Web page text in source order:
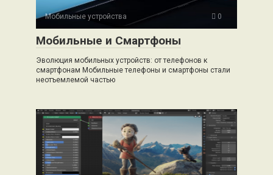
Мобильные устройства 0
Мобильные и Смартфоны
Эволюция мобильных устройств: от телефонов к
смартфонам Мобильные телефоны и смартфоны стали
неотъемлемой частью